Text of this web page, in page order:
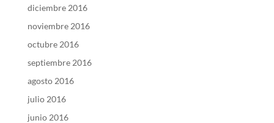
diciembre 2016
noviembre 2016
octubre 2016
septiembre 2016
agosto 2016
julio 2016
junio 2016